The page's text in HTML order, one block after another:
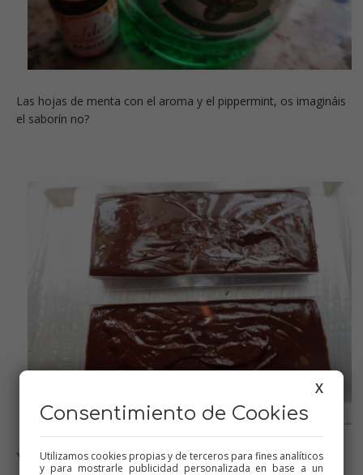
Las hojas de menta con el aroma y el pippermint, os imagináis
el saborín no?
Ya no sé cuántos llevo hechos de éstos, jeje
X
Consentimiento de Cookies
Utilizamos cookies propias y de terceros para fines analíticos
y para mostrarle publicidad personalizada en base a un